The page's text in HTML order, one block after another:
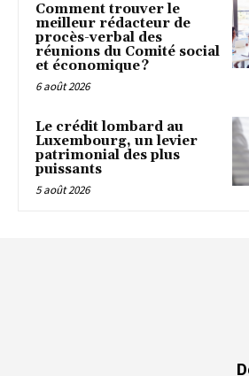
Comment trouver le
meilleur rédacteur de
procès-verbal des
réunions du Comité social
et économique ?
6 août 2026
Le crédit lombard au
Luxembourg, un levier
patrimonial des plus
puissants
5 août 2026